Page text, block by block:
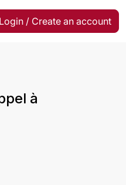
Login / Create an account
à